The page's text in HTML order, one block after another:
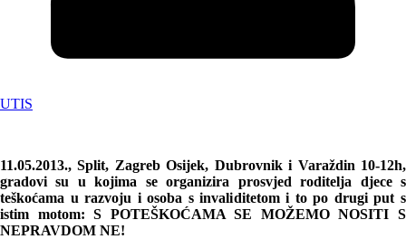
UTIS
11.05.2013., Split, Zagreb Osijek, Dubrovnik i Varaždin 10-12h,
gradovi su u kojima se organizira prosvjed roditelja djece s
teškoćama u razvoju i osoba s invaliditetom i to po drugi put s
istim motom: S POTEŠKOĆAMA SE MOŽEMO NOSITI S
NEPRAVDOM NE!